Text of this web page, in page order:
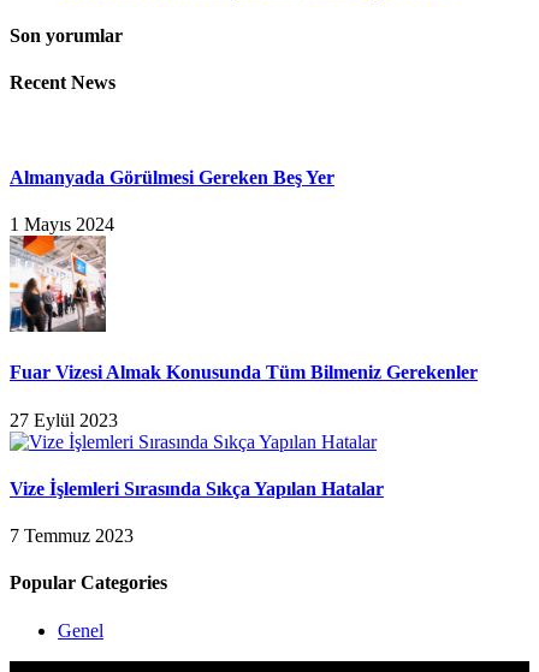
Son yorumlar
Recent News
Almanyada Görülmesi Gereken Beş Yer
1 Mayıs 2024
Fuar Vizesi Almak Konusunda Tüm Bilmeniz Gerekenler
27 Eylül 2023
Vize İşlemleri Sırasında Sıkça Yapılan Hatalar
7 Temmuz 2023
Popular Categories
Genel